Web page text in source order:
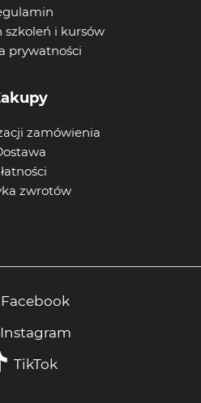
szkoleń i kursów
prywatności
zamówienia
zwrotów
Facebook
Instagram
TikTok